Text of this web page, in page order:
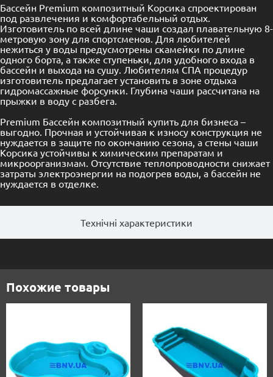
Технічні характеристики
Бассейн Premium композитный Корсика спроектирован
под развлечения и комфортабельный отдых.
Изготовитель по всей длине чаши создал плавательную 8-
метровую зону для спортсменов. Для любителей
нежиться у воды предусмотрены скамейки по длине
одного борта, а также ступеньки, для удобного входа в
бассейн и выхода на сушу. Любителям СПА процедур
изготовитель предлагает установить в зоне отдыха
гидромассажные форсунки. Глубина чаши рассчитана на
прыжки в воду с разбега.
Premium Бассейн композитный купить для бизнеса –
выгодно. Прочная и устойчивая к износу конструкция не
нуждается в защите по окончанию сезона, а стены чаши
Корсика устойчивы к химическим препаратам и
микроорганизмам. Отсутствие теплопроводности снижает
затраты электроэнергии на подогрев воды, а бассейн не
нуждается в отделке.
Похожие товары